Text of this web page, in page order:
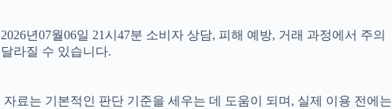
년07월06일 21시47분 소비자 상담, 피해 예방, 거래 과정에서 주의
라질 수 있습니다.
료는 기본적인 판단 기준을 세우는 데 도움이 되며, 실제 이용 전에는